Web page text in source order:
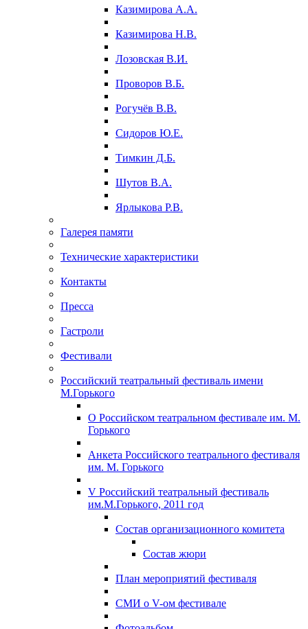
Казимирова А.А.
Казимирова Н.В.
Лозовская В.И.
Проворов В.Б.
Рогучёв В.В.
Сидоров Ю.Е.
Тимкин Д.Б.
Шутов В.А.
Ярлыкова Р.В.
Галерея памяти
Технические характеристики
Контакты
Пресса
Гастроли
Фестивали
Российский театральный фестиваль имени
М.Горького
О Российском театральном фестивале им. М.
Горького
Анкета Российского театрального фестиваля
им. М. Горького
V Российский театральный фестиваль
им.М.Горького, 2011 год
Состав организационного комитета
Состав жюри
План мероприятий фестиваля
СМИ о V-ом фестивале